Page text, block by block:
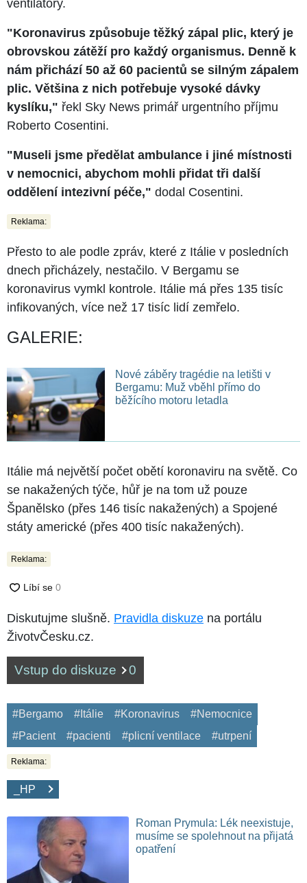
ventilátory.
"Koronavirus způsobuje těžký zápal plic, který je
obrovskou zátěží pro každý organismus. Denně k
nám přichází 50 až 60 pacientů se silným zápalem
plic. Většina z nich potřebuje vysoké dávky
kyslíku," řekl Sky News primář urgentního příjmu
Roberto Cosentini.
"Museli jsme předělat ambulance i jiné místnosti
v nemocnici, abychom mohli přidat tři další
oddělení intezivní péče," dodal Cosentini.
Reklama:
Přesto to ale podle zpráv, které z Itálie v posledních
dnech přicházely, nestačilo. V Bergamu se
koronavirus vymkl kontrole. Itálie má přes 135 tisíc
infikovaných, více než 17 tisíc lidí zemřelo.
GALERIE:
Nové záběry tragédie na letišti v
Bergamu: Muž vběhl přímo do
běžícího motoru letadla
Itálie má největší počet obětí koronaviru na světě. Co
se nakažených týče, hůř je na tom už pouze
Španělsko (přes 146 tisíc nakažených) a Spojené
státy americké (přes 400 tisíc nakažených).
Reklama:
Diskutujme slušně. Pravidla diskuze na portálu
ŽivotvČesku.cz.
Vstup do diskuze 0
#Bergamo #Itálie #Koronavirus
#Nemocnice
#Pacient
#pacienti #plicní ventilace #utrpení
Reklama:
_HP
Roman Prymula: Lék neexistuje,
musíme se spolehnout na přijatá
opatření